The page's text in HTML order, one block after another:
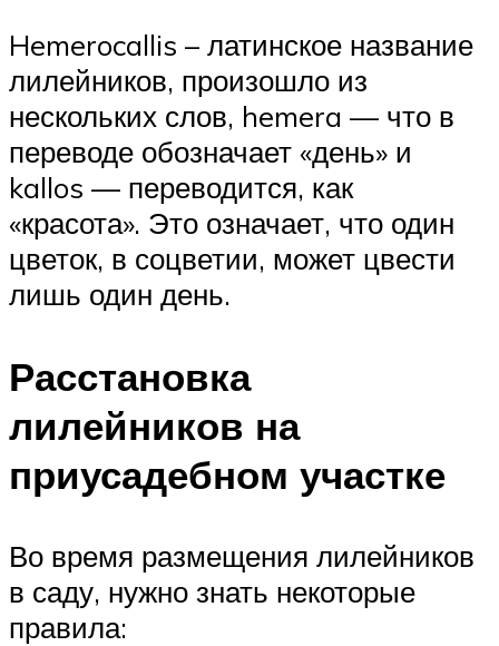
Hemerocallis – латинское название
лилейников, произошло из
нескольких слов, hemera — что в
переводе обозначает «день» и
kallos — переводится, как
«красота». Это означает, что один
цветок, в соцветии, может цвести
лишь один день.
Расстановка
лилейников на
приусадебном участке
Во время размещения лилейников
в саду, нужно знать некоторые
правила: